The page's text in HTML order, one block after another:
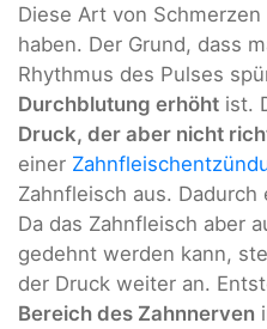
Diese Art von
haben. Der Grund, dass
Rhythmus des Pulses
Durchblutung erhöht ist.
Druck, der aber nicht
einer
Zahnfleisch aus.
Da das Zahnfleisch aber
gedehnt werden kann,
der Druck weiter an.
Bereich des Zahnnerven